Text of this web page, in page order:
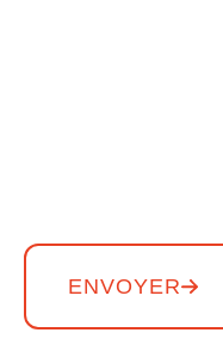
ENVOYER